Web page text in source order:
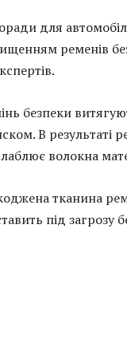
для
ременів
безпеки
В результаті
волокна
тканина
під загрозу